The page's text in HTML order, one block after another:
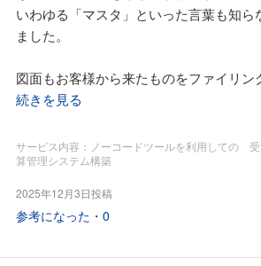
いわゆる「マスタ」といった言葉も知ら
ました。
図面もお客様から来たものをファイリン
おり、
話をしたり、管理番号で話をする
といった同一のものについても、それぞ
苦慮しておりました。それについても、
入って、一覧化、図面も含めた
続きを見る
サービス内容：ノーコードツールを利用しての
算管理システム構築
2025年12月3日投稿
参考になった・ 0